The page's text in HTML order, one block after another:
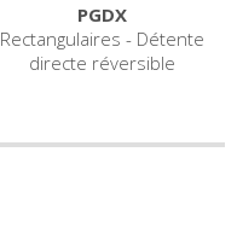
PGDX
Rectangulaires - Détente
directe réversible